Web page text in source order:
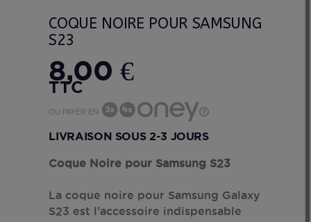
COQUE NOIRE POUR SAMSUNG
S23
8,00 €
TTC
OU PAYER EN
LIVRAISON SOUS 2-3 JOURS
Coque Noire pour Samsung S23
La coque noire pour Samsung Galaxy
S23 est l’accessoire indispensable